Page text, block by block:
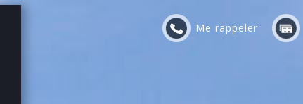
Me rappeler